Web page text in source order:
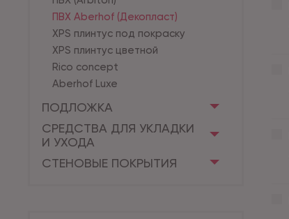
ПВХ Aberhof (Декопласт)
XPS плинтус под покраску
XPS плинтус цветной
Rico concept
Aberhof Luxe
ПОДЛОЖКА
СРЕДСТВА ДЛЯ УКЛАДКИ
И УХОДА
СТЕНОВЫЕ ПОКРЫТИЯ